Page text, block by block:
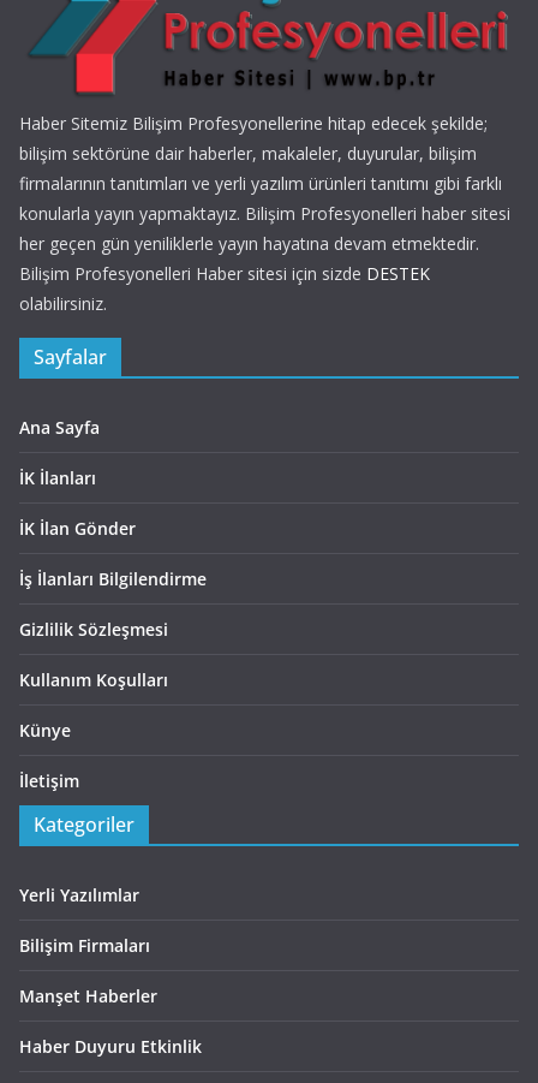
Haber Sitemiz Bilişim Profesyonellerine hitap edecek şekilde;
bilişim sektörüne dair haberler, makaleler, duyurular, bilişim
firmalarının tanıtımları ve yerli yazılım ürünleri tanıtımı gibi farklı
konularla yayın yapmaktayız. Bilişim Profesyonelleri haber sitesi
her geçen gün yeniliklerle yayın hayatına devam etmektedir.
Bilişim Profesyonelleri Haber sitesi için sizde DESTEK
olabilirsiniz.
Sayfalar
Ana Sayfa
İK İlanları
İK İlan Gönder
İş İlanları Bilgilendirme
Gizlilik Sözleşmesi
Kullanım Koşulları
Künye
İletişim
Kategoriler
Yerli Yazılımlar
Bilişim Firmaları
Manşet Haberler
Haber Duyuru Etkinlik